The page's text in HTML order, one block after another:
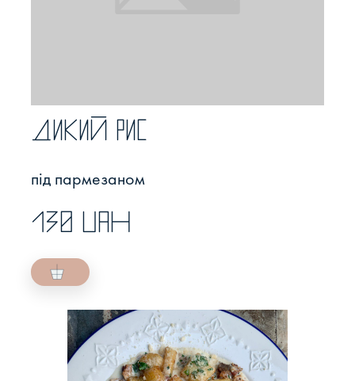
Дикий рис
під пармезаном
130 UAH